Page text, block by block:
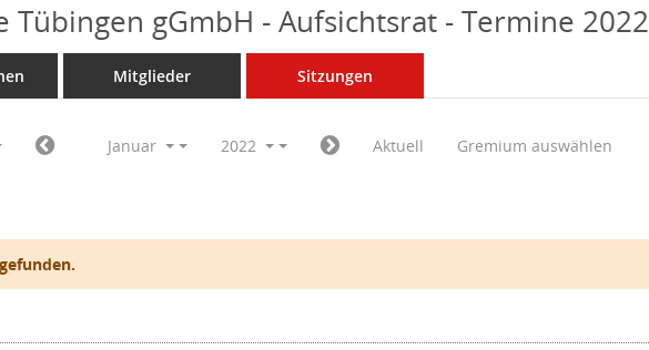
Tübingen gGmbH - Aufsichtsrat - Termine 2022
Mitglieder Sitzungen
Januar 2022 Aktuell Gremium auswählen